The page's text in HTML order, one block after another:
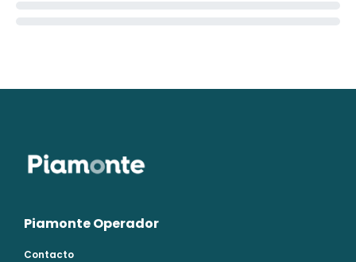
Piamonte Operador
Contacto